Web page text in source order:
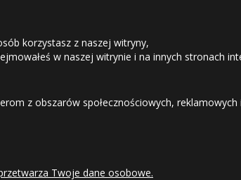
korzystasz z naszej witryny,
w naszej witrynie i na innych stronach
z obszarów społecznościowych, reklamowych
Twoje dane osobowe.